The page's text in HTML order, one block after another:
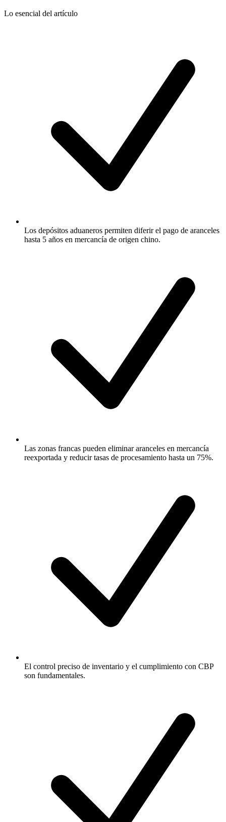
Lo esencial del artículo
Los depósitos aduaneros permiten diferir el pago de aranceles
hasta 5 años en mercancía de origen chino.
Las zonas francas pueden eliminar aranceles en mercancía
reexportada y reducir tasas de procesamiento hasta un 75%.
El control preciso de inventario y el cumplimiento con CBP
son fundamentales.